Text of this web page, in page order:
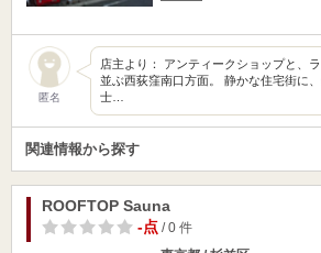
匿名
店主より： アンティークショップと、
並ぶ西荻窪南口方面。 静かな住宅街に
士…
関連情報から探す
ROOFTOP Sauna
-点/ 0 件